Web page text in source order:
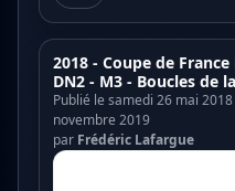
2018 - Coupe de
DN2 - M3 - Boucles de
Publié le samedi 26 mai
novembre 2019
par Frédéric Lafargue